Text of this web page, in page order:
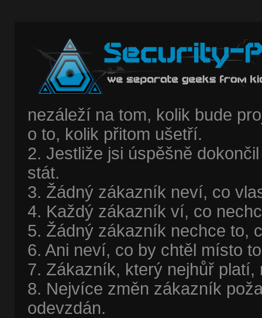
nezáleží na tom, kolik bude
o to, kolik přitom ušetří.
2. Jestliže jsi úspěšně
stát.
3. Žádný zákazník neví, co
4. Každý zákazník ví, co
5. Žádný zákazník nechce to,
6. Ani neví, co by chtěl místo
7. Zákazník, který nejhůř platí,
8. Nejvíce změn zákazník
odevzdán.